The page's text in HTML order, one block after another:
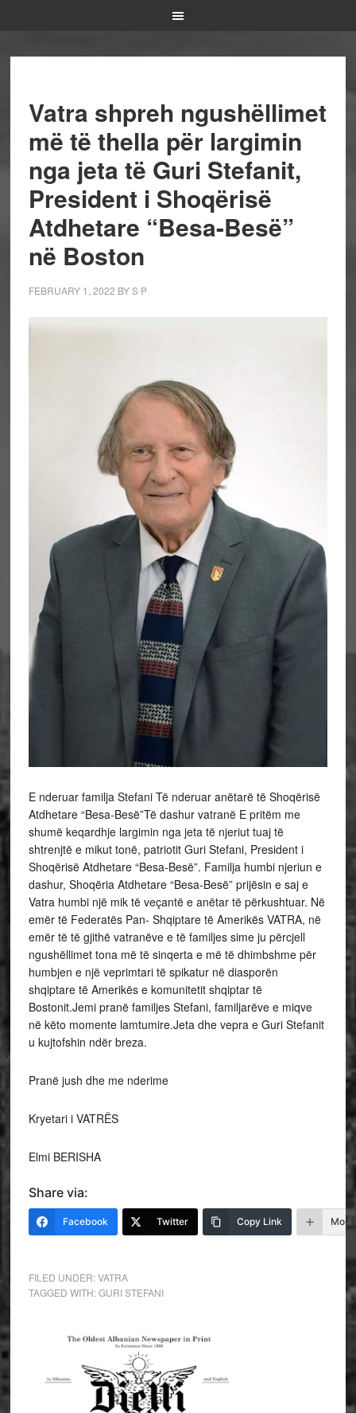
Vatra shpreh ngushëllimet
më të thella për largimin
nga jeta të Guri Stefanit,
President i Shoqërisë
Atdhetare “Besa-Besë”
në Boston
FEBRUARY 1, 2022 BYS P
E nderuar familja Stefani Të nderuar anëtarë të Shoqërisë
Atdhetare “Besa-Besë”Të dashur vatranë E pritëm me
shumë keqardhje largimin nga jeta të njeriut tuaj të
shtrenjtë e mikut tonë, patriotit Guri Stefani, President i
Shoqërisë Atdhetare “Besa-Besë”. Familja humbi njeriun e
dashur, Shoqëria Atdhetare “Besa-Besë” prijësin e saj e
Vatra humbi një mik të veçantë e anëtar të përkushtuar. Në
emër të Federatës Pan- Shqiptare të Amerikës VATRA, në
emër të të gjithë vatranëve e të familjes sime ju përcjell
ngushëllimet tona më të sinqerta e më të dhimbshme për
humbjen e një veprimtari të spikatur në diasporën
shqiptare të Amerikës e komunitetit shqiptar të
Bostonit.Jemi pranë familjes Stefani, familjarëve e miqve
në këto momente lamtumire.Jeta dhe vepra e Guri Stefanit
u kujtofshin ndër breza.
Pranë jush dhe me nderime
Kryetari i VATRËS
Elmi BERISHA
Share via:
Facebook Twitter Copy Link More
FILED UNDER:VATRA
TAGGED WITH:GURI STEFANI